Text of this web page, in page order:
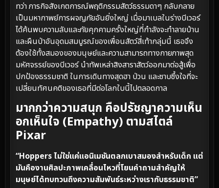
ทว่า ภารกิจสังเกตการณ์พฤติกรรมสัตว์ธรรมดาๆ กลับกลาย
เป็นมหากาพย์การผจญภัยอันยิ่งใหญ่ เมื่อมาเบลในร่างบีเวอร์
ได้ค้นพบความลับและภัยคุกคามครั้งใหญ่ที่กำลังจะทำลายบ้าน
และผืนป่าอันอุดมสมบูรณ์ของเพื่อนสัตว์สี่เท้ากลุ่มนี้ เธอจึง
ต้องใช้ทั้งสมองของมนุษย์และความสามารถทางกายภาพสุด
มหัศจรรย์ของบีเวอร์ นำทัพเหล่าสิงสาราสัตว์ออกมาต่อสู้เพื่อ
ปกป้องธรรมชาติ ในการเดินทางสุดฮา ป่วน และซาบซึ้งใจที่จะ
เปลี่ยนทัศนคติของเธอที่มีต่อโลกใบนี้ไปตลอดกาล
มากกว่าความสนุก คือปรัชญาความเห็น
อกเห็นใจ (Empathy) ตามสไตล์
Pixar
“Hoppers ไม่ใช่แค่แอนิเมชันตลกเบาสมองสำหรับเด็ก แต่
มันคืองานศิลปะภาพเคลื่อนไหวที่โยนคำถามสำคัญให้
มนุษย์ได้ทบทวนถึงความสัมพันธ์ระหว่างเรากับธรรมชาติ”